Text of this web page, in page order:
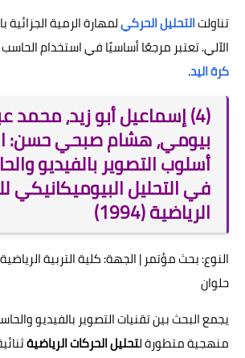
تناولتالتحليل الحركيلمهارة الرمية
الآلي. تعتبر مرجعًا أساسيًا في استخدام
كرة اليد.
(4) إسماعيل أبو زيد، محمد
بيومي، هشام صبحي حسن:
أسلوب التصوير بالفيديو
في التحليل البيوميكانيكي
الرياضية (1994)
النوع: بحث مؤتمر | الجهة: كلية التربية
حلوان
يجمع البحث بين تقنيات التصوير بالفيديو
منهجية متطورة لتحليل الحركات الرياضية